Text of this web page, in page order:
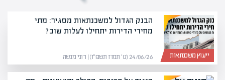
ייעוץ משכנתאות
הבנק הגדול למשכנתאות מסגיר: מתי
מחירי הדירות יתחילו לעלות שוב?
24/06/26 (ט׳ תמוז תשפ״ו) | רוני מנשה